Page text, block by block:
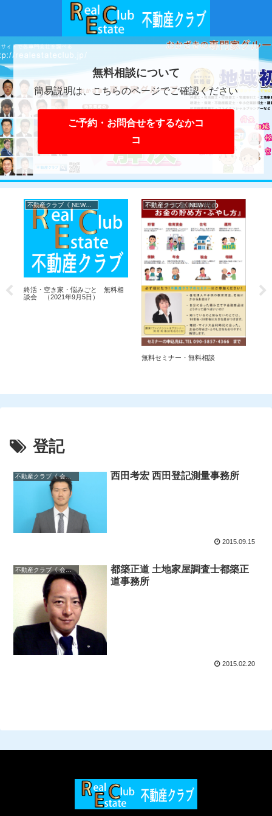
無料相談について
簡易説明は、こちらのページでご確認ください
ご予約・お問合せをするなかコ
コ
不動産クラブ《 NEWS 》
終活・空き家・悩みごと 無料相
談会 （2021年9月5日）
不動産クラブ《 NEWS 》
無料セミナー・無料相談
終
談
登記
不動産クラブ《 会員一覧 》 西田考宏 西田登記測量事務所
2015.09.15
不動産クラブ《 会員一覧 》
都築正道 土地家屋調査士都築正
道事務所
2015.02.20